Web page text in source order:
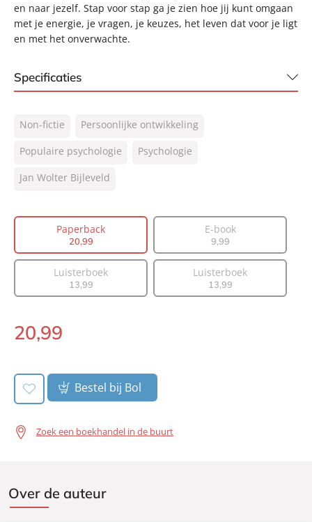
en naar jezelf. Stap voor stap ga je zien hoe jij kunt omgaan
met je energie, je vragen, je keuzes, het leven dat voor je ligt
en met het onverwachte.
Specificaties
NUR:
770
Type:
Paperback
Auteur(s):
Verschijningsdatum:
16-11-2021
Non-fictie
Persoonlijke ontwikkeling
Populaire psychologie
Psychologie
Jan Wolter Bijleveld
Paperback
20,99
E-book
9,99
Luisterboek
13,99
Luisterboek
13,99
Paperback:
20,99
Bestel bij Bol
Zoek een boekhandel in de buurt
Over de auteur